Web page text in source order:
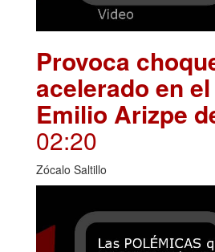
Provoca
acelerado en
Emilio Arizpe
02:20
Zócalo Saltillo